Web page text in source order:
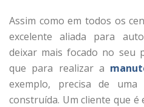
Assim como em todos os
excelente aliada para
deixar mais focado no seu
que para realizar a
exemplo, precisa de uma
construída. Um cliente que é